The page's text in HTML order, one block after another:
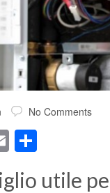
No Comments
Email
utile